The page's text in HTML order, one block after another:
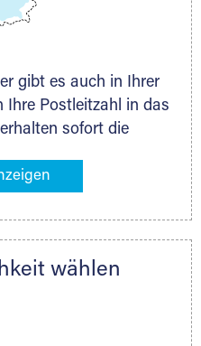
gibt es auch in Ihrer
Ihre Postleitzahl in das
sofort die
Nähe. An zahlreichen
es Extraraum noch
und besprechen alles
wählen